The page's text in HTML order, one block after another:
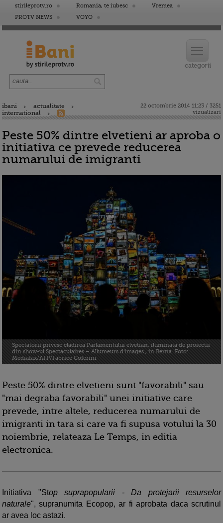
stirileprotv.ro Romania, te iubesc
Vremea
PROTV NEWS
VOYO
ibani
actualitate
international
22 octombrie 2014 11:23 / 3251
vizualizari
Peste 50% dintre elvetieni ar aproba o
initiativa ce prevede reducerea
numarului de imigranti
Spectatorii privesc cladirea Parlamentului elvetian, iluminata de proiectii
din show-ul Spectaculaires – Allumeurs d’images , in Berna. Foto:
Mediafax/AFP/Fabrice Coferini
Peste 50% dintre elvetieni sunt "favorabili" sau
"mai degraba favorabili" unei initiative care
prevede, intre altele, reducerea numarului de
imigranti in tara si care va fi supusa votului la 30
noiembrie, relateaza Le Temps, in editia
electronica.
Initiativa "Stop suprapopularii - Da protejarii resurselor
naturale", supranumita Ecopop, ar fi aprobata daca scrutinul
ar avea loc astazi.